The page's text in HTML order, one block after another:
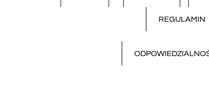
REGULAMIN